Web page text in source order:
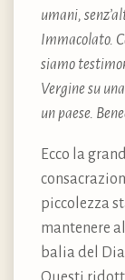
umani,
Immacolato.
siamo
Vergine su
un paese.
Ecco la
piccolezza
mantenere
balia del